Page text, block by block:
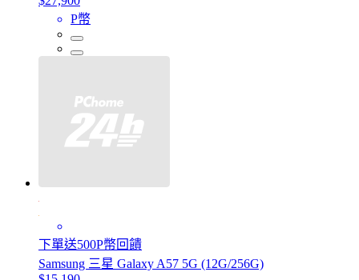
P幣
下單送500P幣回饋
Samsung 三星 Galaxy A57 5G (12G/256G)